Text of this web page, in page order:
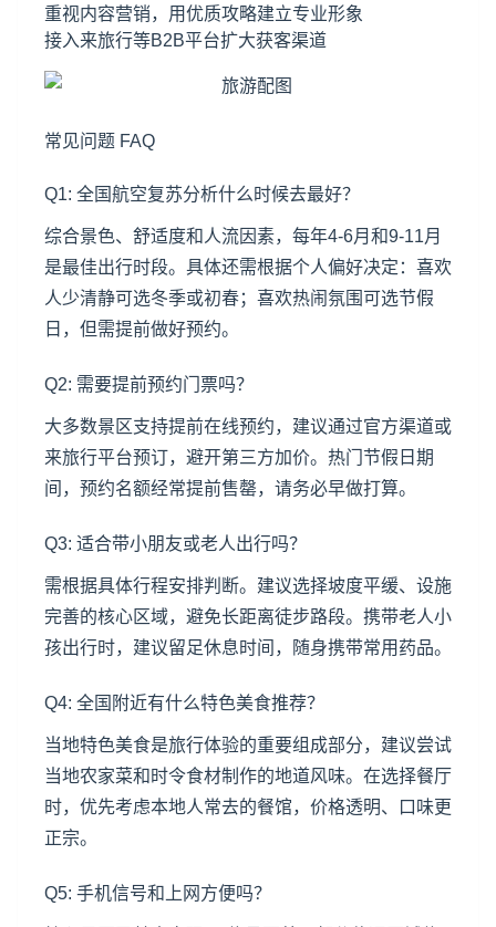
重视内容营销，用优质攻略建立专业形象
接入来旅行等B2B平台扩大获客渠道
常见问题 FAQ
Q1: 全国航空复苏分析什么时候去最好？
综合景色、舒适度和人流因素，每年4-6月和9-11月
是最佳出行时段。具体还需根据个人偏好决定：喜欢
人少清静可选冬季或初春；喜欢热闹氛围可选节假
日，但需提前做好预约。
Q2: 需要提前预约门票吗？
大多数景区支持提前在线预约，建议通过官方渠道或
来旅行平台预订，避开第三方加价。热门节假日期
间，预约名额经常提前售罄，请务必早做打算。
Q3: 适合带小朋友或老人出行吗？
需根据具体行程安排判断。建议选择坡度平缓、设施
完善的核心区域，避免长距离徒步路段。携带老人小
孩出行时，建议留足休息时间，随身携带常用药品。
Q4: 全国附近有什么特色美食推荐？
当地特色美食是旅行体验的重要组成部分，建议尝试
当地农家菜和时令食材制作的地道风味。在选择餐厅
时，优先考虑本地人常去的餐馆，价格透明、口味更
正宗。
Q5: 手机信号和上网方便吗？